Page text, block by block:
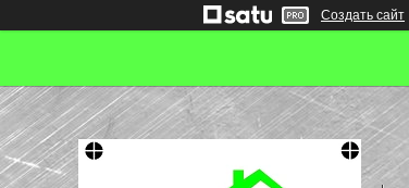
Создать сайт